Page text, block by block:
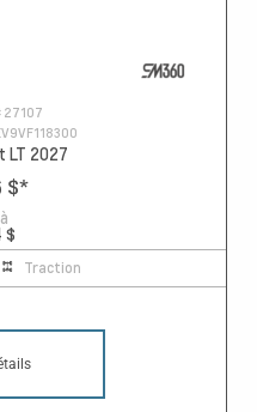
27107
LT 2027
$*
$
Traction